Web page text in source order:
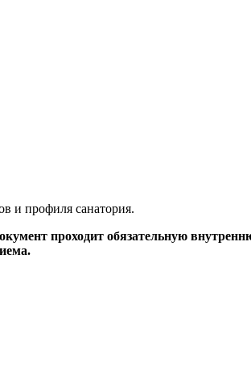
и профиля санатория.
проходит обязательную